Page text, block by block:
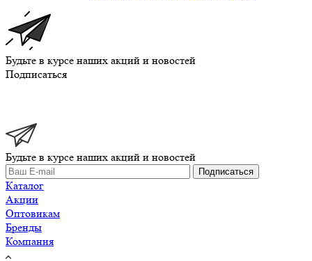
Будьте в курсе наших акций и новостей
Подписаться
Будьте в курсе наших акций и новостей
Подписаться
Каталог
Акции
Оптовикам
Бренды
Компания